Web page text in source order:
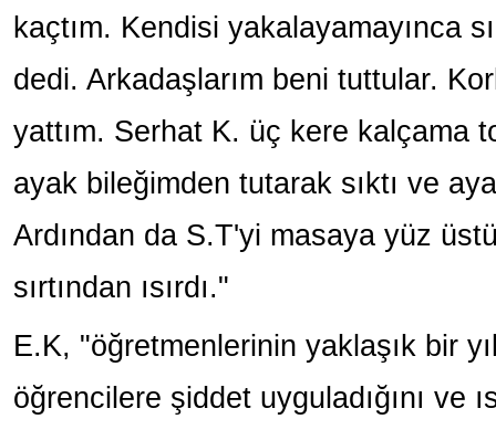
kaçtım. Kendisi yakalayamayınca
dedi. Arkadaşlarım beni tuttular.
yattım. Serhat K. üç kere kalçama
ayak bileğimden tutarak sıktı ve
Ardından da S.T'yi masaya yüz
sırtından ısırdı."
E.K, "öğretmenlerinin yaklaşık bir
öğrencilere şiddet uyguladığını ve